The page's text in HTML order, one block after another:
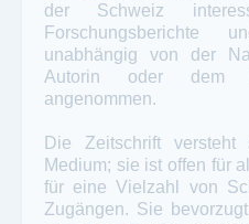
der Schweiz
Forschungsberichte
unabhängig von der
Autorin oder dem
angenommen.
Die Zeitschrift versteht
Medium; sie ist offen für
für eine Vielzahl von
Zugängen. Sie